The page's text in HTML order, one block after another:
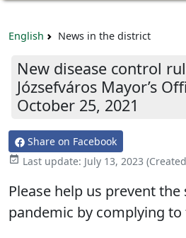
English News in the district
New disease control
Józsefváros Mayor’s
October 25, 2021
Share on Facebook
 Last update: July 13, 2023
Please help us prevent
pandemic by complying to